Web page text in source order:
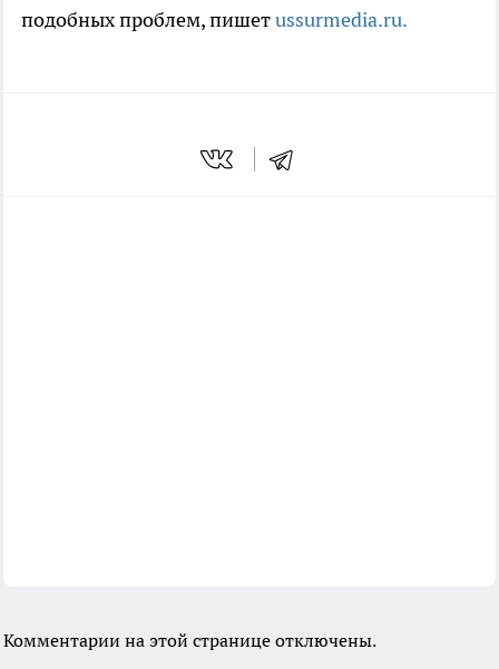
подобных проблем, пишетussurmedia.ru.
Комментарии на этой странице отключены.